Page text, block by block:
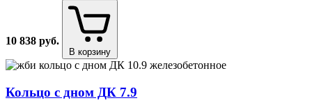
10 838 руб.
В корзину
Кольцо с дном ДК 7.9